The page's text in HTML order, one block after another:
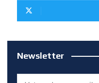
Newsletter